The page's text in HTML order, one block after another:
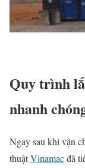
Quy trình
nhanh
Ngay sau khi vận
thuậtVinamacđã